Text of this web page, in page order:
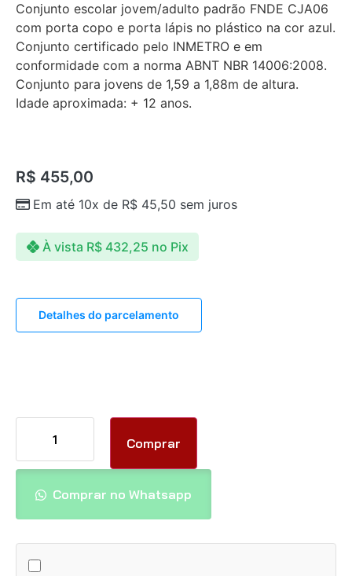
Conjunto escolar jovem/adulto padrão FNDE CJA06
com porta copo e porta lápis no plástico na cor azul.
Conjunto certificado pelo INMETRO e em
conformidade com a norma ABNT NBR 14006:2008.
Conjunto para jovens de 1,59 a 1,88m de altura.
Idade aproximada: + 12 anos.
R$ 455,00
Em até 10x de R$ 45,50 sem juros
À vista R$432,25 no Pix
Detalhes do parcelamento
Comprar
Comprar no Whatsapp